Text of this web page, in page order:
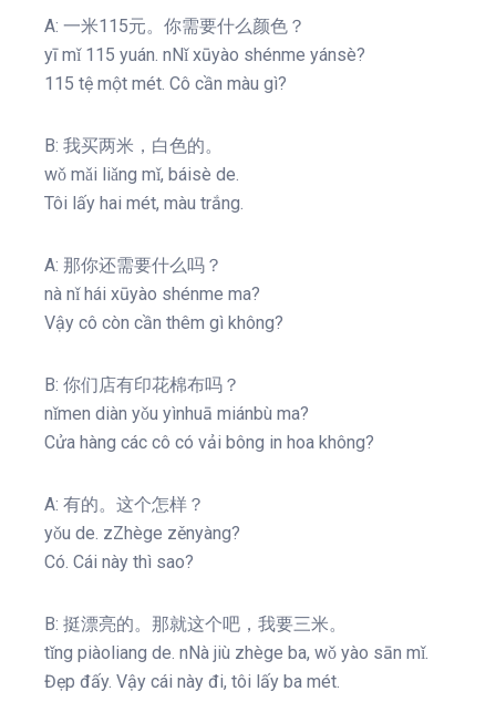
A: 一米115元。你需要什么颜色？
yī mǐ 115 yuán. nNǐ xūyào shénme yánsè?
115 tệ một mét. Cô cần màu gì?
B: 我买两米，白色的。
wǒ mǎi liǎng mǐ, báisè de.
Tôi lấy hai mét, màu trắng.
A: 那你还需要什么吗？
nà nǐ hái xūyào shénme ma?
Vậy cô còn cần thêm gì không?
B: 你们店有印花棉布吗？
nǐmen diàn yǒu yìnhuā miánbù ma?
Cửa hàng các cô có vải bông in hoa không?
A: 有的。这个怎样？
yǒu de. zZhège zěnyàng?
Có. Cái này thì sao?
B: 挺漂亮的。那就这个吧，我要三米。
tǐng piàoliang de. nNà jiù zhège ba, wǒ yào sān mǐ.
Đẹp đấy. Vậy cái này đi, tôi lấy ba mét.